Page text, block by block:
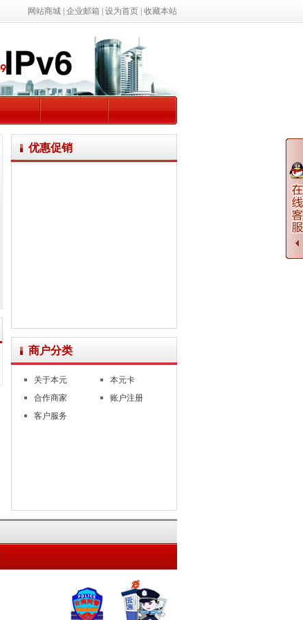
网站商城 企业邮箱 设为首页 收藏本站
优惠促销
商户分类
关于本元
本元卡
合作商家
账户注册
客户服务